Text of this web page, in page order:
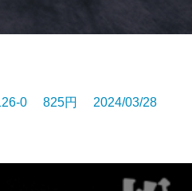
0 825円 2024/03/28